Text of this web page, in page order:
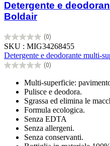
Detergente e
Boldair
(0)
0.0
su
5
stelle.
SKU : MIG34268455
Detergente e deodorante multi-
(0)
0.0
stelle.
Multi-superficie:
Pulisce e deodora.
Sgrassa ed elimina le
Formula ecologica.
Senza EDTA
Senza allergeni.
Senza conservanti.